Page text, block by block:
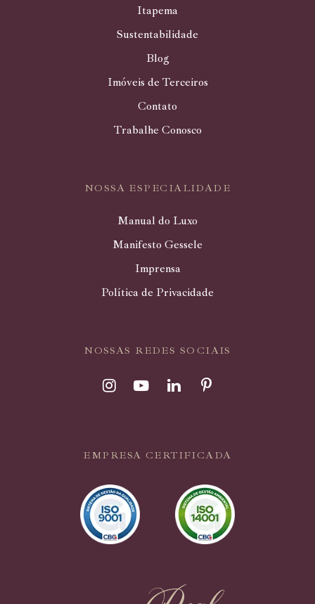
Itapema
Sustentabilidade
Blog
Imóveis de Terceiros
Contato
Trabalhe Conosco
NOSSA ESPECIALIDADE
Manual do Luxo
Manifesto Gessele
Imprensa
Política de Privacidade
NOSSAS REDES SOCIAIS
EMPRESA CERTIFICADA